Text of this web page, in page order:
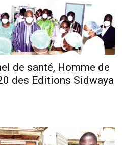
de santé, Homme de
des Editions Sidwaya